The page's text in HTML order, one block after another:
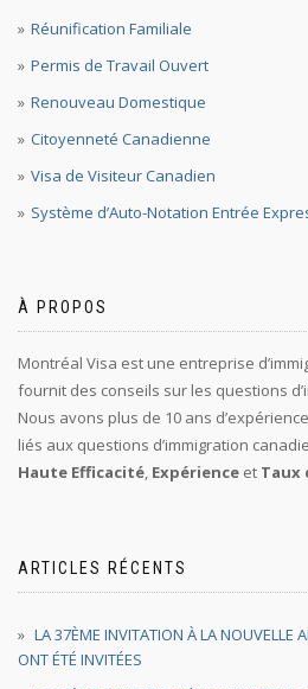
Réunification Familiale
Permis de Travail Ouvert
Renouveau Domestique
Citoyenneté Canadienne
Visa de Visiteur Canadien
Système d’Auto-Notation Entrée
À PROPOS
Montréal Visa est une entreprise
fournit des conseils sur les questions
Nous avons plus de 10 ans
liés aux questions d’immigration
Haute Efficacité, Expérience et Taux
ARTICLES RÉCENTS
LA 37ÈME INVITATION À LA NOUVELLE
ONT ÉTÉ INVITÉES